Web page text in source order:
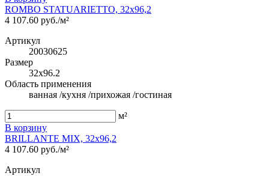
ROMBO STATUARIETTO, 32x96,2
4 107.60 руб./м²
Артикул
20030625
Размер
32x96.2
Область применения
ванная /кухня /прихожая /гостиная
м²
В корзину
BRILLANTE MIX, 32x96,2
4 107.60 руб./м²
Артикул